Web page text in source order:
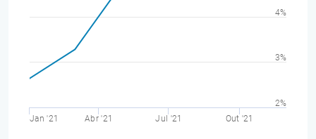
Jan '21 Abr '21 Jul '21 Out '21
2%
3%
4%